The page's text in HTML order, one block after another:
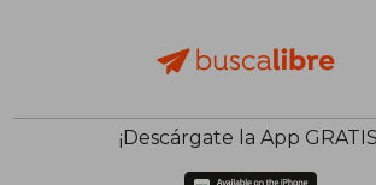
¡Descárgate la App